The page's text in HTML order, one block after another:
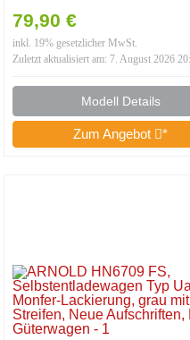
braune Lackierung,
mit roten Rücklichtern,
IV, Modellbahn-
79,90 €
inkl. 19% gesetzlicher MwSt.
Zuletzt aktualisiert am: 7. August 2026
Modell Details
Zum Angebot *